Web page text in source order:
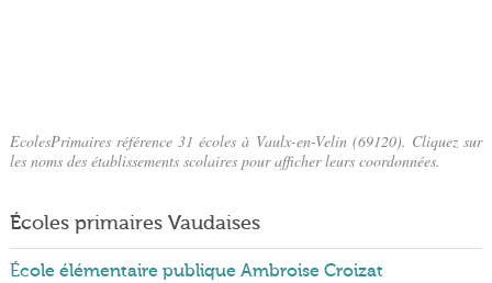
EcolesPrimaires référence 31 écoles à Vaulx-en-Velin (69120). Cliquez sur
les noms des établissements scolaires pour afficher leurs coordonnées.
Écoles primaires Vaudaises
École élémentaire publique Ambroise Croizat